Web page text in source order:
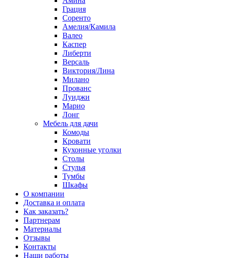
Грация
Соренто
Амелия/Камила
Валео
Каспер
Либерти
Версаль
Виктория/Лина
Милано
Прованс
Луиджи
Марио
Лонг
Мебель для дачи
Комоды
Кровати
Кухонные уголки
Столы
Стулья
Тумбы
Шкафы
О компании
Доставка и оплата
Как заказать?
Партнерам
Материалы
Отзывы
Контакты
Наши работы